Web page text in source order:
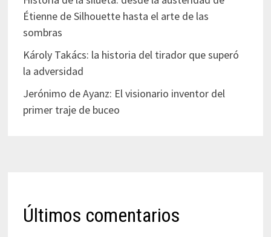
Étienne de Silhouette hasta el arte de las
sombras
Károly Takács: la historia del tirador que superó
la adversidad
Jerónimo de Ayanz: El visionario inventor del
primer traje de buceo
Últimos comentarios